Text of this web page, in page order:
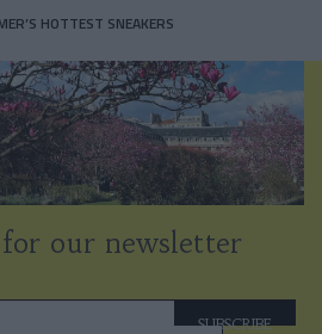
HOTTEST SNEAKERS
for our newsletter
SUBSCRIBE